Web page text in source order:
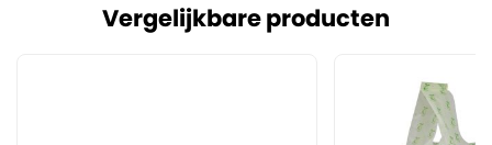
Vergelijkbare producten